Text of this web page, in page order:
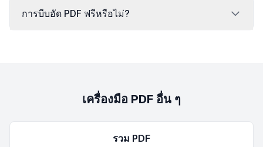
การบีบอัด PDF ฟรีหรือไม่?
เครื่องมือ PDF อื่น ๆ
รวม PDF